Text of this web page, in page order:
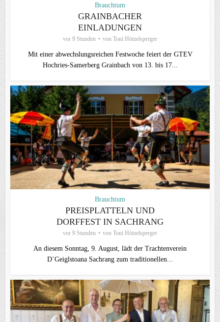
Brauchtum
GRAINBACHER
EINLADUNGEN
vor 9 Stunden von Toni Hötzelsperger
Mit einer abwechslungsreichen Festwoche feiert der GTEV
Hochries-Samerberg Grainbach von 13. bis 17...
Brauchtum
PREISPLATTELN UND
DORFFEST IN SACHRANG
vor 9 Stunden von Toni Hötzelsperger
An diesem Sonntag, 9. August, lädt der Trachtenverein
D`Geiglstoana Sachrang zum traditionellen...